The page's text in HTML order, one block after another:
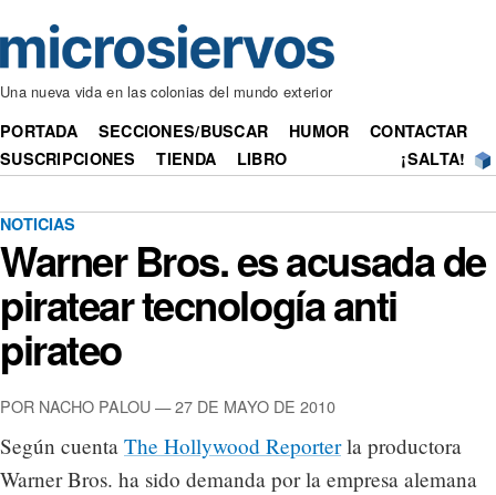
Una nueva vida en las colonias del mundo exterior
PORTADA SECCIONES/BUSCAR HUMOR
CONTACTAR
SUSCRIPCIONES
TIENDA LIBRO ¡SALTA!
NOTICIAS
Warner Bros. es acusada de
piratear tecnología anti
pirateo
POR NACHO PALOU — 27 DE MAYO DE 2010
Según cuenta The Hollywood Reporterla productora
Warner Bros. ha sido demanda por la empresa alemana